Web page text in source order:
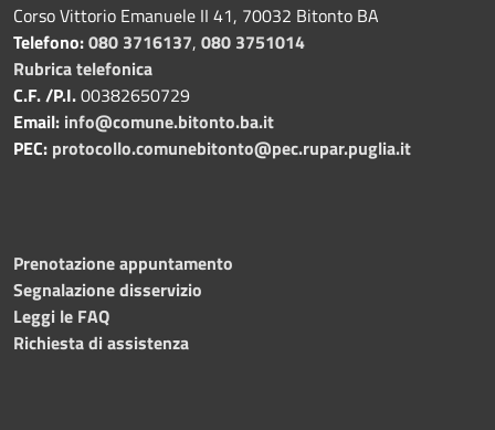
Corso Vittorio Emanuele II 41, 70032 Bitonto BA
Telefono:080 3716137, 080 3751014
Rubrica telefonica
C.F. /P.I.00382650729
Email: info@comune.bitonto.ba.it
PEC: protocollo.comunebitonto@pec.rupar.puglia.it
Prenotazione appuntamento
Segnalazione disservizio
Leggi le FAQ
Richiesta di assistenza